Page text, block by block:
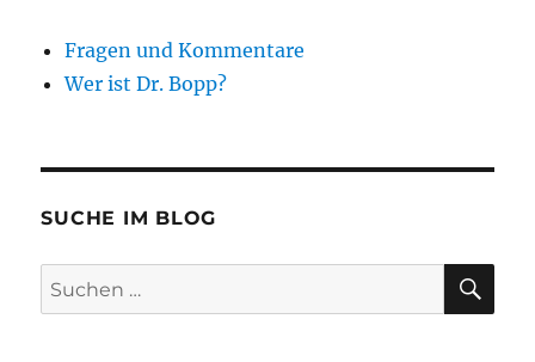
Fragen und Kommentare
Wer ist Dr. Bopp?
SUCHE IM BLOG
Suchen
nach: